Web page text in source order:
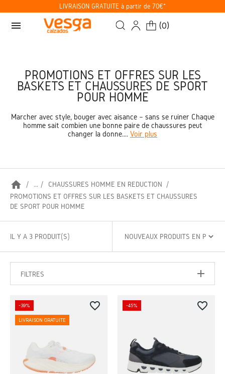
LIVRAISON GRATUITE à partir de 70€*
menu (0)
PROMOTIONS ET OFFRES SUR LES
BASKETS ET CHAUSSURES DE SPORT
POUR HOMME
Marcher avec style, bouger avec aisance – sans se ruiner Chaque
homme sait combien une bonne paire de chaussures peut
changer la donne.... Voir plus
home ...
CHAUSSURES HOMME EN RÉDUCTION
PROMOTIONS ET OFFRES SUR LES BASKETS ET CHAUSSURES
DE SPORT POUR HOMME
IL Y A 3 PRODUIT(S)
FILTRES
-39%
LIVRAISON GRATUITE
favorite_border -45% favorite_border